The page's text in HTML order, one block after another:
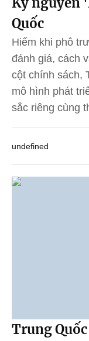
Quốc
Hiếm khi phô
đánh giá, cách
cột chính sách,
mô hình phát
sắc riêng cùng
undefined
Trung